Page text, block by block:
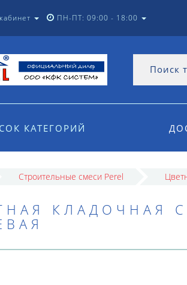
ПН-ПТ: 09:00 - 18:00
КАТЕГОРИЙ
Строительные смеси Perel
КЛАДОЧНАЯ